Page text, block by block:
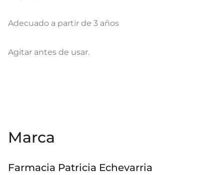
Adecuado a partir de 3 años
Agitar antes de usar.
Marca
Farmacia Patricia Echevarria